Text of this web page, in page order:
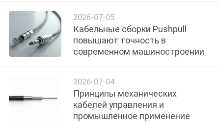
2026-07-05
Кабельные сборки Pushpull
повышают точность в
современном машиностроении
2026-07-04
Принципы механических
кабелей управления и
промышленное применение